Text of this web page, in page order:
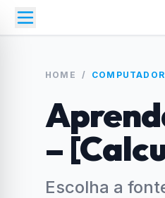
HOME / COMPUTADOR
–
Escolha a